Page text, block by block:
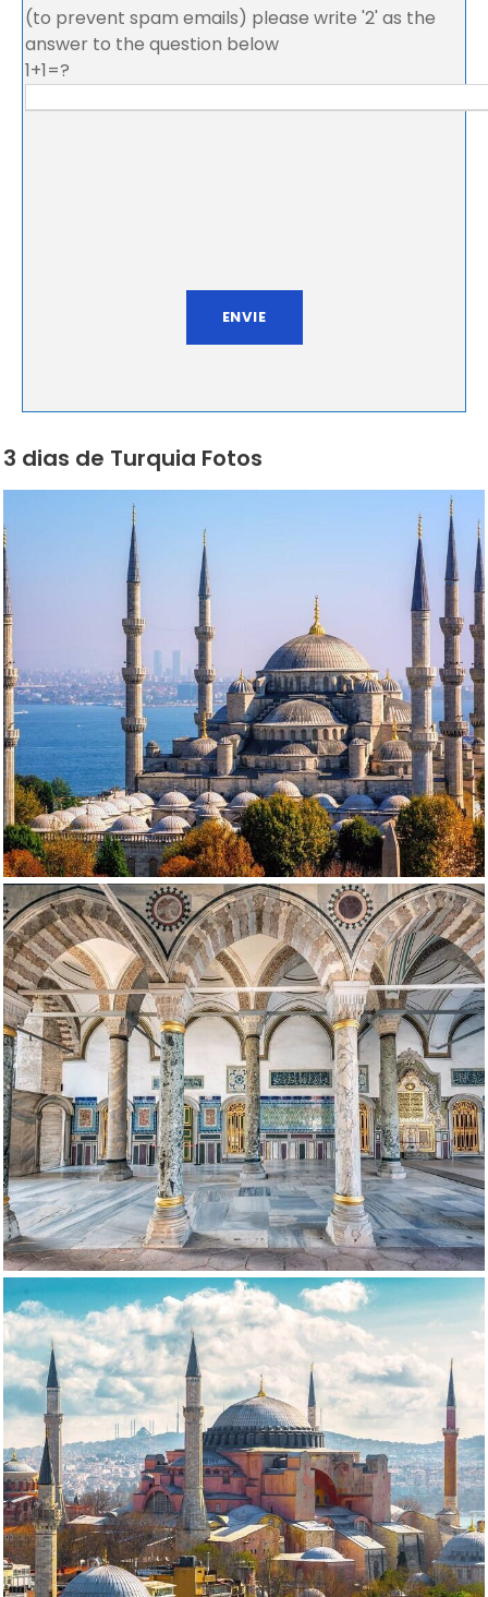
(to prevent spam emails) please write '2' as the
answer to the question below
1+1=?
3 dias de Turquia Fotos